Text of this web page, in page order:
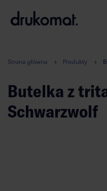
A
Strona główna Produkty
Butelka z tritanu 850 ml
Schwarzwolf